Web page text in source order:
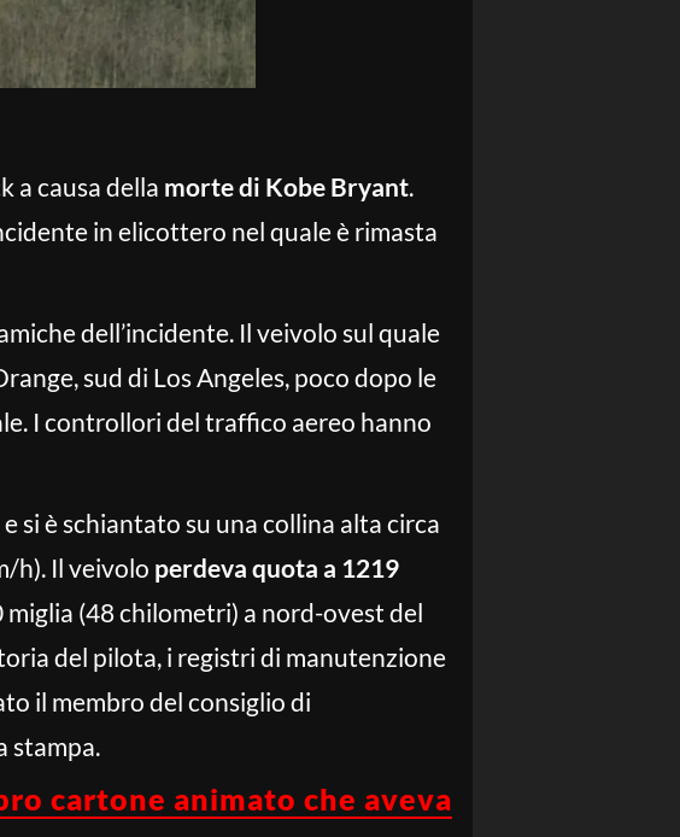
a causa della morte di Kobe Bryant.
in elicottero nel quale è rimasta
dell’incidente. Il veivolo sul quale
sud di Los Angeles, poco dopo le
I controllori del traffico aereo hanno
si è schiantato su una collina alta circa
h). Il veivolo perdeva quota a 1219
miglia (48 chilometri) a nord-ovest del
del pilota, i registri di manutenzione
il membro del consiglio di
stampa.
cartone animato che aveva